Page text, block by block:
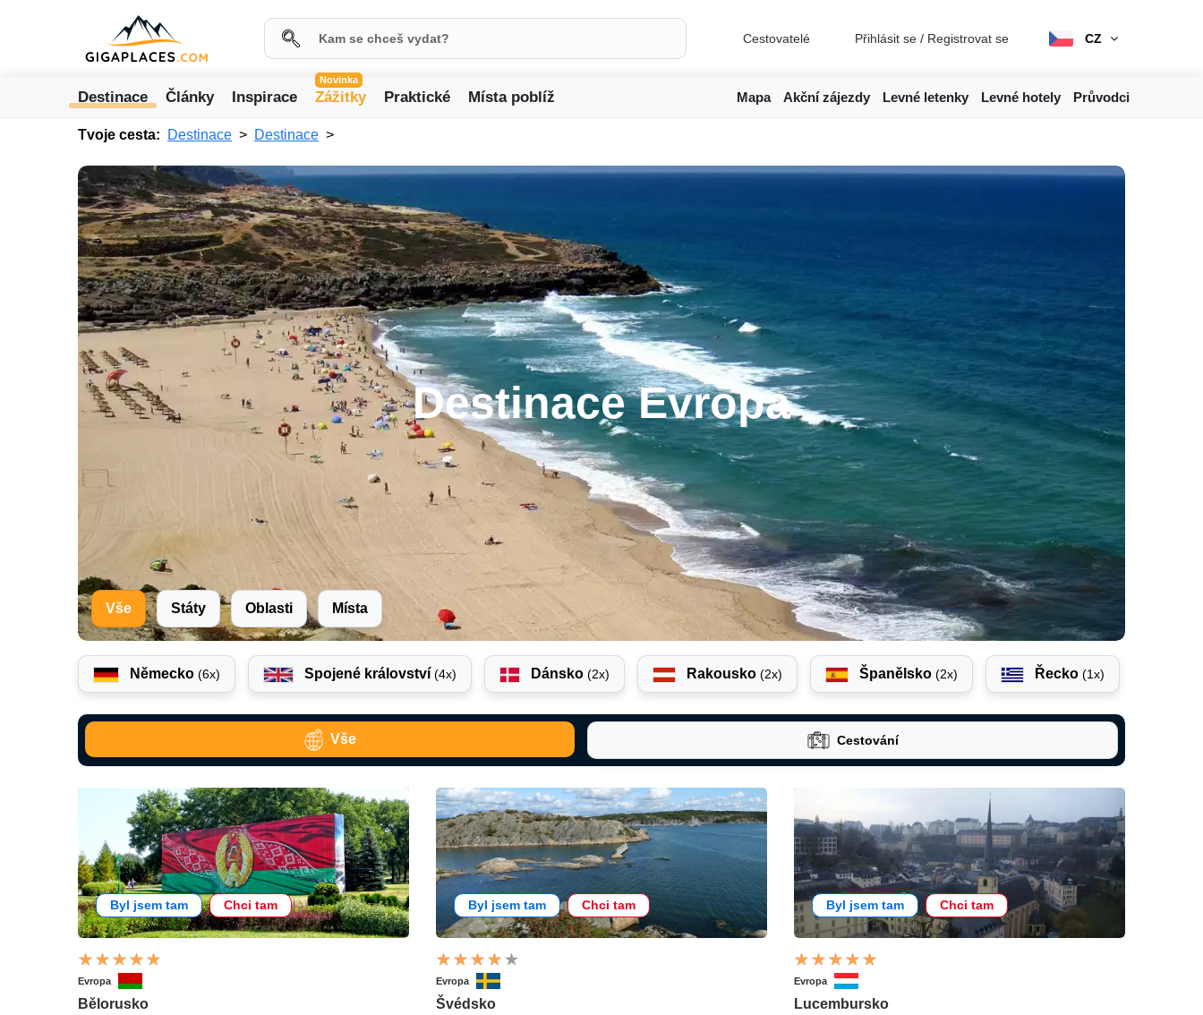
Cestovatelé Přihlásit se / Registrovat se CZ
Destinace Články Inspirace
Novinka
Zážitky Praktické Místa poblíž Mapa Akční zájezdy Levné letenky Levné hotely Průvodci
Tvoje cesta: Destinace Destinace
Destinace Evropa
Vše Státy Oblasti Místa
Německo (6x) Spojené království (4x) Dánsko (2x) Rakousko (2x) Španělsko (2x) Řecko (1x)
Vše Cestování
Byl jsem tam Chci tam
Evropa
Bělorusko
Byl jsem tam Chci tam
Evropa
Švédsko
Byl jsem tam Chci tam
Evropa
Lucembursko